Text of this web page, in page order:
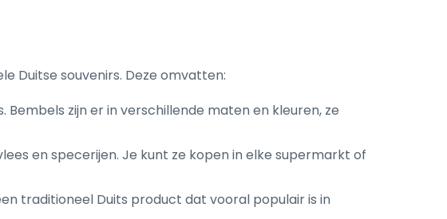
Duitse souvenirs. Deze omvatten:
zijn er in verschillende maten en kleuren, ze
en specerijen. Je kunt ze kopen in elke supermarkt of
traditioneel Duits product dat vooral populair is in